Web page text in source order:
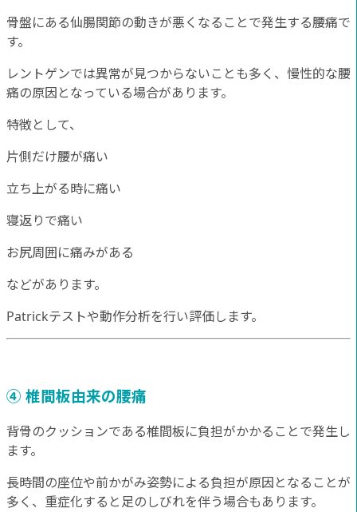
骨盤にある仙腸関節の動きが悪くなることで発生する腰痛で
す。
レントゲンでは異常が見つからないことも多く、慢性的な腰
痛の原因となっている場合があります。
特徴として、
片側だけ腰が痛い
立ち上がる時に痛い
寝返りで痛い
お尻周囲に痛みがある
などがあります。
Patrickテストや動作分析を行い評価します。
④ 椎間板由来の腰痛
背骨のクッションである椎間板に負担がかかることで発生し
ます。
長時間の座位や前かがみ姿勢による負担が原因となることが
多く、重症化すると足のしびれを伴う場合もあります。